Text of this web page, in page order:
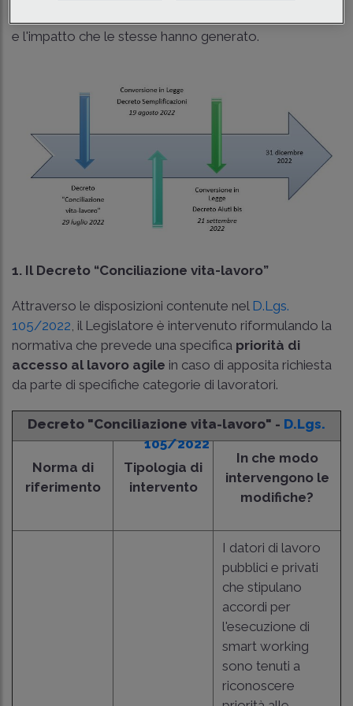
e l'impatto che le stesse hanno generato.
1. Il Decreto “Conciliazione vita-lavoro”
Attraverso le disposizioni contenute nel D.Lgs.
105/2022 , il Legislatore è intervenuto riformulando la
normativa che prevede una specifica priorità di
accesso al lavoro agile in caso di apposita richiesta
da parte di specifiche categorie di lavoratori.
Decreto "Conciliazione vita-lavoro" - D.Lgs.
105/2022
Norma di
riferimento
Tipologia di
intervento
In che modo
intervengono le
modifiche?
I datori di lavoro
pubblici e privati
che stipulano
accordi per
l'esecuzione di
smart working
sono tenuti a
riconoscere